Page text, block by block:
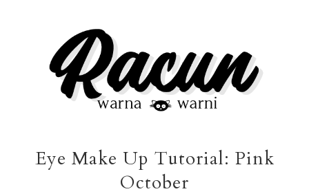
Eye Make Up Tutorial: Pink
October